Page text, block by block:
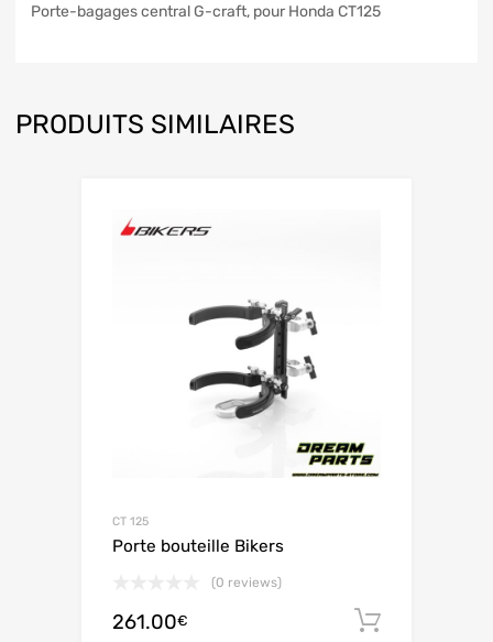
Porte-bagages central G-craft, pour Honda CT125
PRODUITS SIMILAIRES
CT 125
Porte bouteille Bikers
(0 reviews)
261.00€